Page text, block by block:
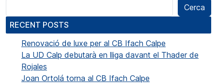
Cerca
RECENT POSTS
Renovació de luxe per al CB Ifach Calpe
La UD Calp debutarà en lliga davant el Thader de
Rojales
Joan Ortolá torna al CB Ifach Calpe